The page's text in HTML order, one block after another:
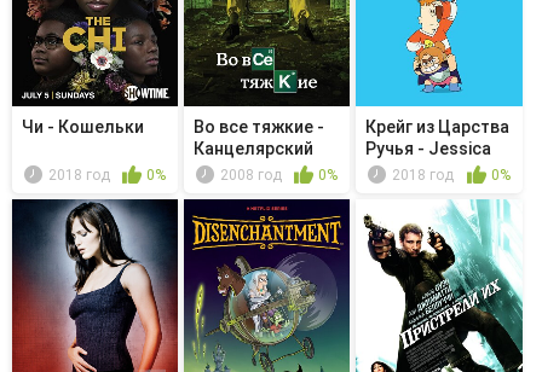
Чи - Кошельки
2018 год 0%
Во все тяжкие -
Канцелярский
нож2008 год 0%
Крейг из Царства
Ручья - Jessica
Goes...2018 год 0%